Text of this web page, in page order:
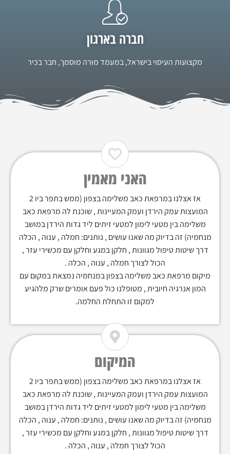
חברה בארגון
מקצועות העיסוי בישראל, במעמד מורה מוסמך, חבר בכיר
האני מאמין
אז אצלנו במרפאת כאב משלימה בצפון (ממש בתפר ביו 2
המועצות עמק הירדן ועמק המעיינות , שוכנת לה מרפאת כאב
משלימה בין מטעי לימון למטעי זיתים ליד גדות הירדן במושב
מנחמיה) זה בדיוק מה שאנו עושים , נותנים: חמלה , ענוה , הכלה
דרך שיטות טיפול מגוונות , חלקן במגע וחלקן עם מכשירי עזר ,
הכול לצורך חמלה , ענוה , הכלה .
מיקום מרפאת כאב משלימה בצפון במנחמיה נמצאת במקום עם
המון אנרגיה חיובית , מטופלנו כול פעם אומרים שרק מלהגיע
למקום זו התחלת החלמה.
המיקום
אז אצלנו במרפאת כאב משלימה בצפון (ממש בתפר ביו 2
המועצות עמק הירדן ועמק המעיינות , שוכנת לה מרפאת כאב
משלימה בין מטעי לימון למטעי זיתים ליד גדות הירדן במושב
מנחמיה) זה בדיוק מה שאנו עושים , נותנים: חמלה , ענוה , הכלה
דרך שיטות טיפול מגוונות , חלקן במגע וחלקן עם מכשירי עזר ,
הכול לצורך חמלה , ענוה , הכלה .